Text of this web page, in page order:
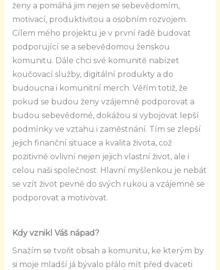
ženy a pomáhá jim nejen se sebevědomím,
motivací, produktivitou a osobním rozvojem.
Cílem mého projektu je v první řadě budovat
podporující se a sebevědomou ženskou
komunitu. Dále chci své komunitě nabízet
koučovací služby, digitální produkty a do
budoucna i komunitní merch. Věřím totiž, že
pokud se budou ženy vzájemně podporovat a
budou sebevědomé, dokážou si vybojovat lepší
podmínky ve vztahu i zaměstnání. Tím se zlepší
jejich finanční situace a kvalita života, což
pozitivně ovlivní nejen jejich vlastní život, ale i
celou naši společnost. Hlavní myšlenkou je nebát
se vzít život pevně do svých rukou a vzájemně se
podporovat a motivovat.
Kdy vznikl Váš nápad?
Snažím se tvořit obsah a komunitu, ke kterým by
si moje mladší já bývalo přálo mít před dvaceti